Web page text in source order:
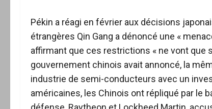
Pékin a réagi en février aux décisions
étrangères Qin Gang a dénoncé une «
affirmant que ces restrictions « ne vont que
gouvernement chinois avait annoncé, la
industrie de semi-conducteurs avec un
américaines, les Chinois ont répliqué par le